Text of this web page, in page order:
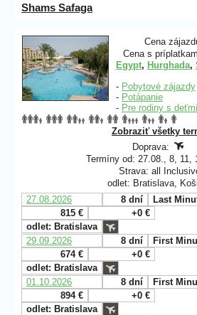
Shams Safaga
Cena
Cena s
Egypt, Hurghada,
- Pobytové zájazdy
- Potápanie
- Pre rodiny s deťmi
Zobraziť všetky
Doprava:
Termíny od: 27.08., 8, 11,
Strava: all
odlet: Bratislava,
27.08.2026
8 dní
Last
815 €
+0 €
odlet: Bratislava
29.09.2026
8 dní
First
674 €
+0 €
odlet: Bratislava
01.10.2026
8 dní
First
894 €
+0 €
odlet: Bratislava